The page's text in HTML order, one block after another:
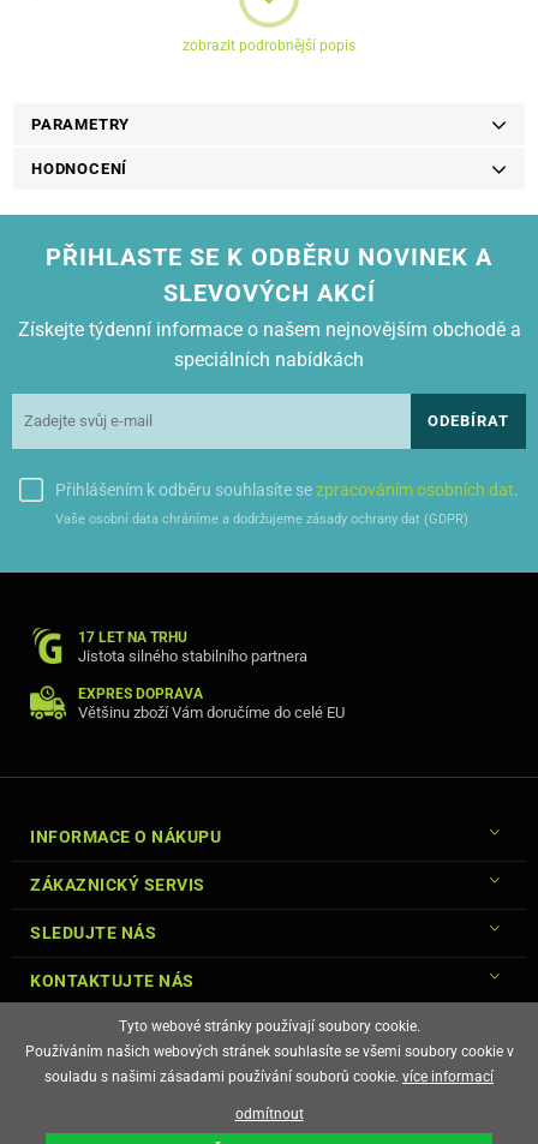
Pokrytí (%) / Počet stran: 5/7300
zobrazit podrobnější popis
PARAMETRY
HODNOCENÍ
PŘIHLASTE SE K ODBĚRU NOVINEK A
SLEVOVÝCH AKCÍ
Získejte týdenní informace o našem nejnovějším obchodě a
speciálních nabídkách
ODEBÍRAT
Přihlášením k odběru souhlasíte sezpracováním osobních dat.
Vaše osobní data chráníme a dodržujeme zásady ochrany dat (GDPR)
17 LET NA TRHU
Jistota silného stabilního partnera
EXPRES DOPRAVA
Většinu zboží Vám doručíme do celé EU
INFORMACE O NÁKUPU
ZÁKAZNICKÝ SERVIS
SLEDUJTE NÁS
KONTAKTUJTE NÁS
E-shop vytvořila
Tyto webové stránky používají soubory cookie.
Používáním našich webových stránek souhlasíte se všemi soubory cookie v
souladu s našimi zásadami používání souborů cookie. více informací
odmítnout